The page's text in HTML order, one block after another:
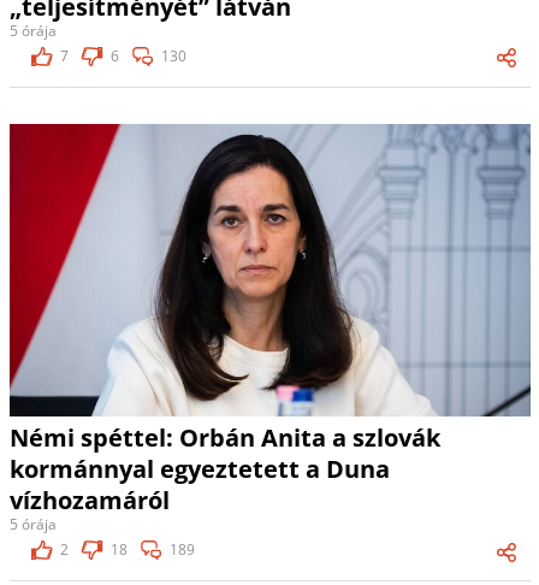
5 órája
7
6 130
Némi spéttel: Orbán Anita a szlovák
kormánnyal egyeztetett a Duna
vízhozamáról
5 órája
2
18 189